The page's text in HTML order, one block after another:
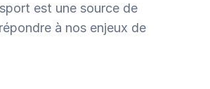
est une source de
à nos enjeux de